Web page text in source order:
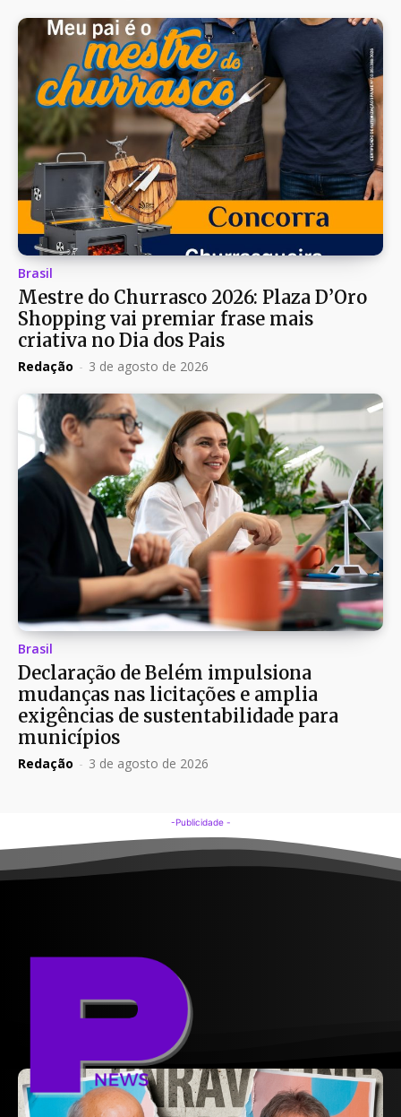
Brasil
Mestre do Churrasco 2026: Plaza D’Oro
Shopping vai premiar frase mais
criativa no Dia dos Pais
Redação - 3 de agosto de 2026
Brasil
Declaração de Belém impulsiona
mudanças nas licitações e amplia
exigências de sustentabilidade para
municípios
Redação - 3 de agosto de 2026
-Publicidade -